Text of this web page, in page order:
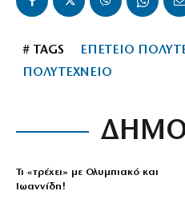
# TAGS
ΕΠΕΤΕΙΟ
ΠΟΛΥΤΕΧΝΕΙΟ
Τι «τρέχει» με Ολυμπιακό και
Ιωαννίδη!